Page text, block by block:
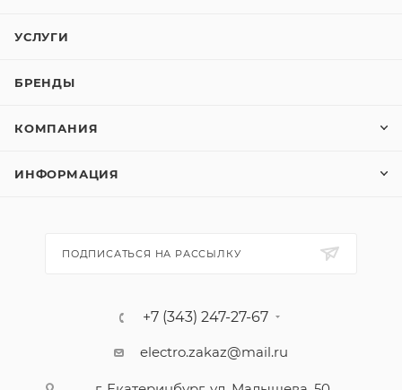
УСЛУГИ
БРЕНДЫ
КОМПАНИЯ
ИНФОРМАЦИЯ
ПОДПИСАТЬСЯ НА РАССЫЛКУ
+7 (343) 247-27-67
electro.zakaz@mail.ru